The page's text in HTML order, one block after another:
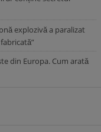
explozivă a paralizat
din Europa. Cum arată